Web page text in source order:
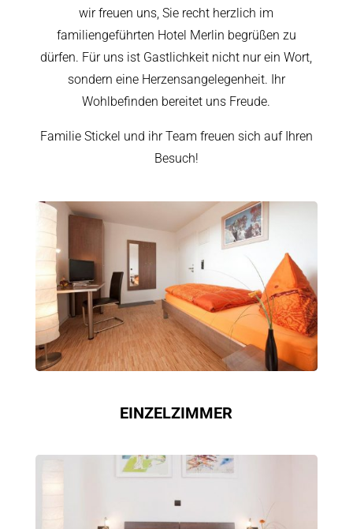
wir freuen uns, Sie recht herzlich im
familiengeführten Hotel Merlin begrüßen zu
dürfen. Für uns ist Gastlichkeit nicht nur ein Wort,
sondern eine Herzensangelegenheit. Ihr
Wohlbefinden bereitet uns Freude.
Familie Stickel und ihr Team freuen sich auf Ihren
Besuch!
EINZELZIMMER